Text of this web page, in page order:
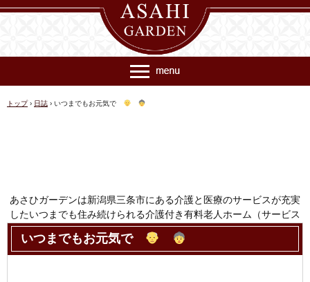
あさひガーデンは新潟県三条市にある介護と医療のサービスが充実
したいつまでも住み続けられる介護付き有料老人ホーム（サービス
付き高齢者向け住宅）です
TEL.0256-64-7307
トップ › 日誌 › いつまでもお元気で
いつまでもお元気で